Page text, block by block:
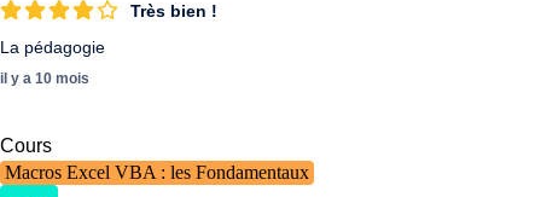
Très bien !
La pédagogie
il y a 10 mois
Cours
Macros Excel VBA : les Fondamentaux